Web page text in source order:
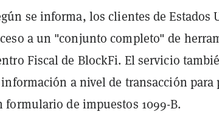
se informa, los clientes de Estados
a un "conjunto completo" de
Fiscal de BlockFi. El servicio
a nivel de transacción
formulario de impuestos 1099-B.